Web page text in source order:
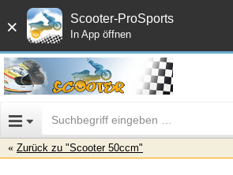
× Scooter-ProSports
In App öffnen
Zurück zu "Scooter 50ccm"